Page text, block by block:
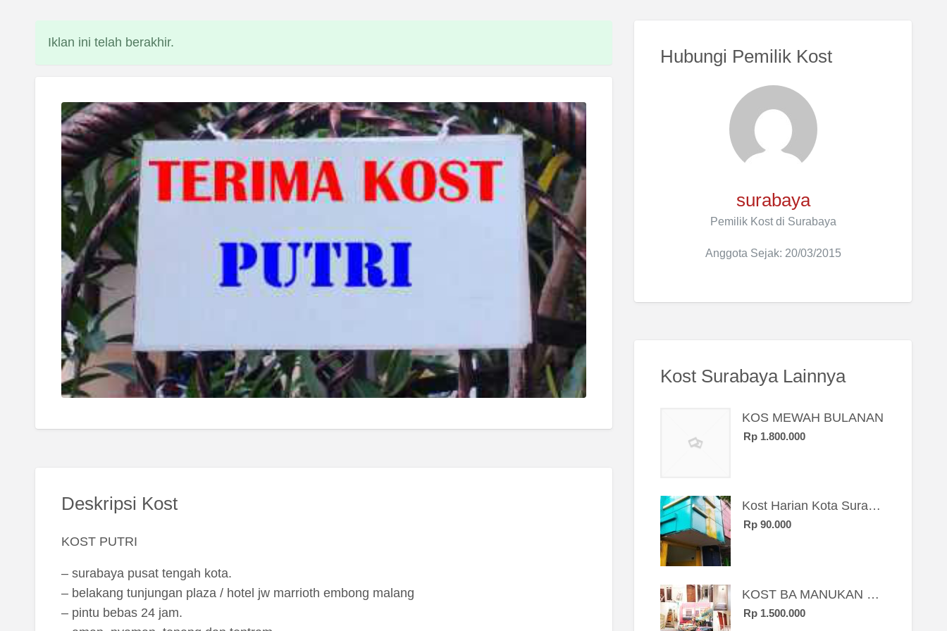
Iklan ini telah berakhir.
Deskripsi Kost
KOST PUTRI
– surabaya pusat tengah kota.
– belakang tunjungan plaza / hotel jw marrioth embong malang
– pintu bebas 24 jam.
Hubungi Pemilik Kost
surabaya
Pemilik Kost di Surabaya
Anggota Sejak: 20/03/2015
Kost Surabaya Lainnya
KOS MEWAH BULANAN
Rp 1.800.000
Kost Harian Kota Surabaya “Sierra Kost”
Rp 90.000
KOST BA MANUKAN SBY BRT
Rp 1.500.000